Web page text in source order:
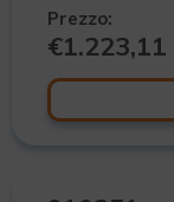
Prezzo:
€1.223,11